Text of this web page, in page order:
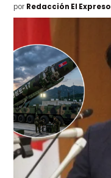
por Redacción El Expreso